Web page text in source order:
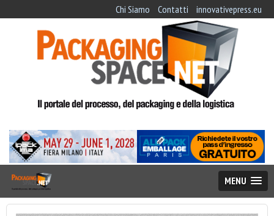
Chi Siamo Contatti innovativepress.eu
MENU